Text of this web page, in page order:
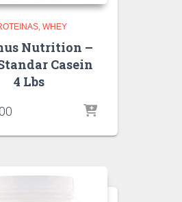
WHEY
Nutrition –
Casein
4 Lbs